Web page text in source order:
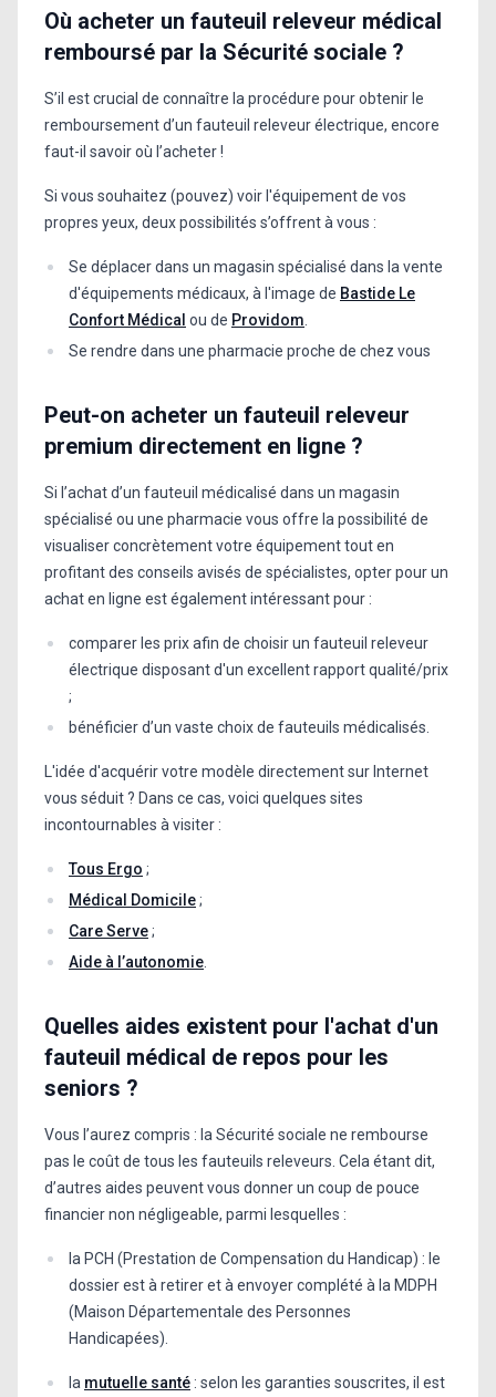
Où acheter un fauteuil releveur médical
remboursé par la Sécurité sociale ?
S’il est crucial de connaître la procédure pour obtenir le
remboursement d’un fauteuil releveur électrique, encore
faut-il savoir où l’acheter !
Si vous souhaitez (pouvez) voir l'équipement de vos
propres yeux, deux possibilités s’offrent à vous :
Se déplacer dans un magasin spécialisé dans la vente
d'équipements médicaux, à l'image de Bastide Le
Confort Médical ou de Providom.
Se rendre dans une pharmacie proche de chez vous
Peut-on acheter un fauteuil releveur
premium directement en ligne ?
Si l’achat d’un fauteuil médicalisé dans un magasin
spécialisé ou une pharmacie vous offre la possibilité de
visualiser concrètement votre équipement tout en
profitant des conseils avisés de spécialistes, opter pour un
achat en ligne est également intéressant pour :
comparer les prix afin de choisir un fauteuil releveur
électrique disposant d'un excellent rapport qualité/prix
;
bénéficier d’un vaste choix de fauteuils médicalisés.
L'idée d'acquérir votre modèle directement sur Internet
vous séduit ? Dans ce cas, voici quelques sites
incontournables à visiter :
Tous Ergo ;
Médical Domicile;
Care Serve;
Aide à l’autonomie.
Quelles aides existent pour l'achat d'un
fauteuil médical de repos pour les
seniors ?
Vous l’aurez compris : la Sécurité sociale ne rembourse
pas le coût de tous les fauteuils releveurs. Cela étant dit,
d’autres aides peuvent vous donner un coup de pouce
financier non négligeable, parmi lesquelles :
la PCH (Prestation de Compensation du Handicap) : le
dossier est à retirer et à envoyer complété à la MDPH
(Maison Départementale des Personnes
Handicapées).
la mutuelle santé : selon les garanties souscrites, il est